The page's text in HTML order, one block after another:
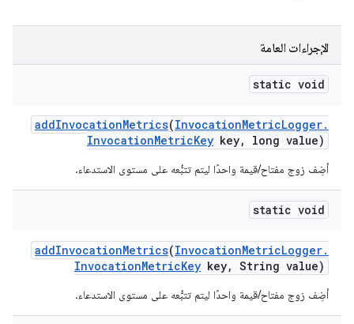
الإجراءات العامة
static void
addInvocationMetrics(InvocationMetricLogger.
InvocationMetricKey key, long value)
أضِف زوج مفتاح/قيمة واحدًا ليتم تتبُّعه على مستوى الاستدعاء.
static void
addInvocationMetrics(InvocationMetricLogger.
InvocationMetricKey key, String value)
أضِف زوج مفتاح/قيمة واحدًا ليتم تتبُّعه على مستوى الاستدعاء.